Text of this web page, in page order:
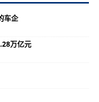
车企
万亿元